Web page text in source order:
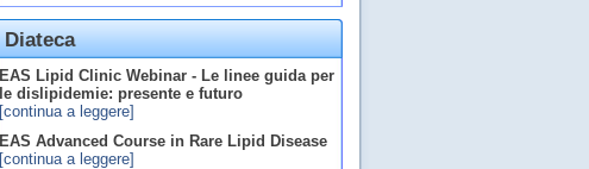
Diateca
EAS Lipid Clinic Webinar - Le linee guida per
le dislipidemie: presente e futuro
[continua a leggere]
EAS Advanced Course in Rare Lipid Disease
[continua a leggere]